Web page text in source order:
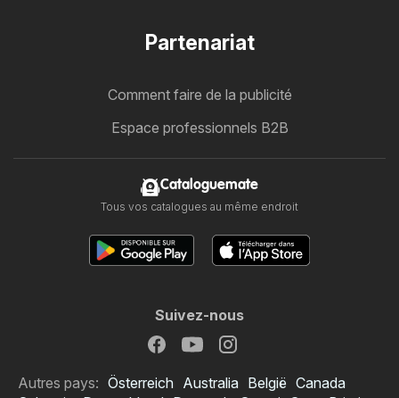
Partenariat
Comment faire de la publicité
Espace professionnels B2B
Cataloguemate
Tous vos catalogues au même endroit
Suivez-nous
Autres pays: Österreich Australia België Canada